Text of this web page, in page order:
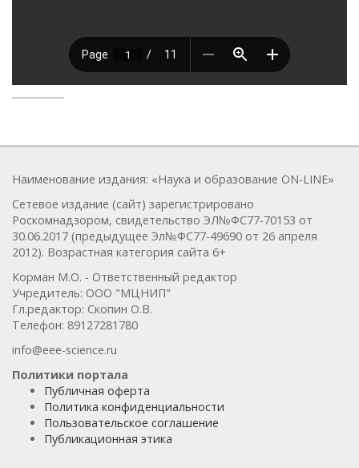
Наименование издания: «Наука и образование ON-LINE»
Сетевое издание (сайт) зарегистрировано
Роскомнадзором, свидетельство ЭЛ№ФС77-70153 от
30.06.2017 (предыдущее Эл№ФC77-49690 от 26 апреля
2012). Возрастная категория сайта 6+
Корман М.О. - Ответственный редактор
Учредитель: ООО "МЦНИП"
Гл.редактор: Скопин О.В.
Телефон: 89127281780
info@eee-science.ru
Политики портала
Публичная оферта
Политика конфиденциальности
Пользовательское соглашение
Публикационная этика